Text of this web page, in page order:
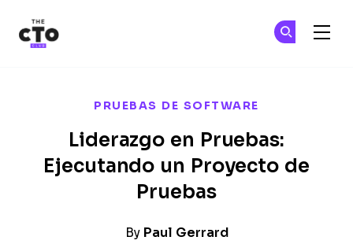
PRUEBAS DE SOFTWARE
Liderazgo en Pruebas:
Ejecutando un Proyecto de
Pruebas
By Paul Gerrard